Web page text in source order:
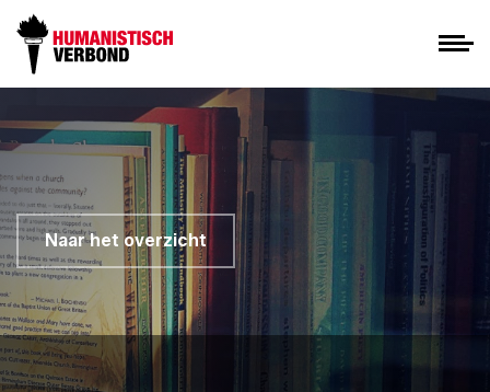
Naar het overzicht